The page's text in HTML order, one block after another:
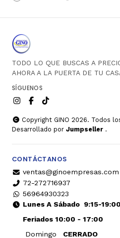
TODO LO QUE BUSCAS A
AHORA A LA PUERTA DE TU
SÍGUENOS
Copyright GINO 2026. Todos
Desarrollado por Jumpseller .
CONTÁCTANOS
ventas@ginoempresas.com
72-272716937
56964930323
Lunes A Sábado9:15-19:00
Feriados 10:00 - 17:00
Domingo
CERRADO